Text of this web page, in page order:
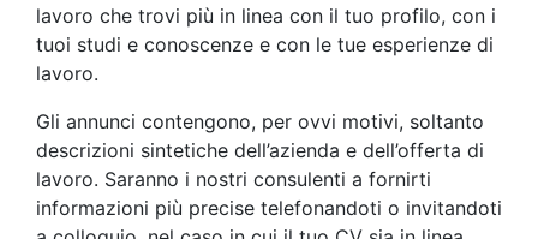
lavoro che trovi più in linea con il tuo profilo, con i
tuoi studi e conoscenze e con le tue esperienze di
lavoro.
Gli annunci contengono, per ovvi motivi, soltanto
descrizioni sintetiche dell’azienda e dell’offerta di
lavoro. Saranno i nostri consulenti a fornirti
informazioni più precise telefonandoti o invitandoti